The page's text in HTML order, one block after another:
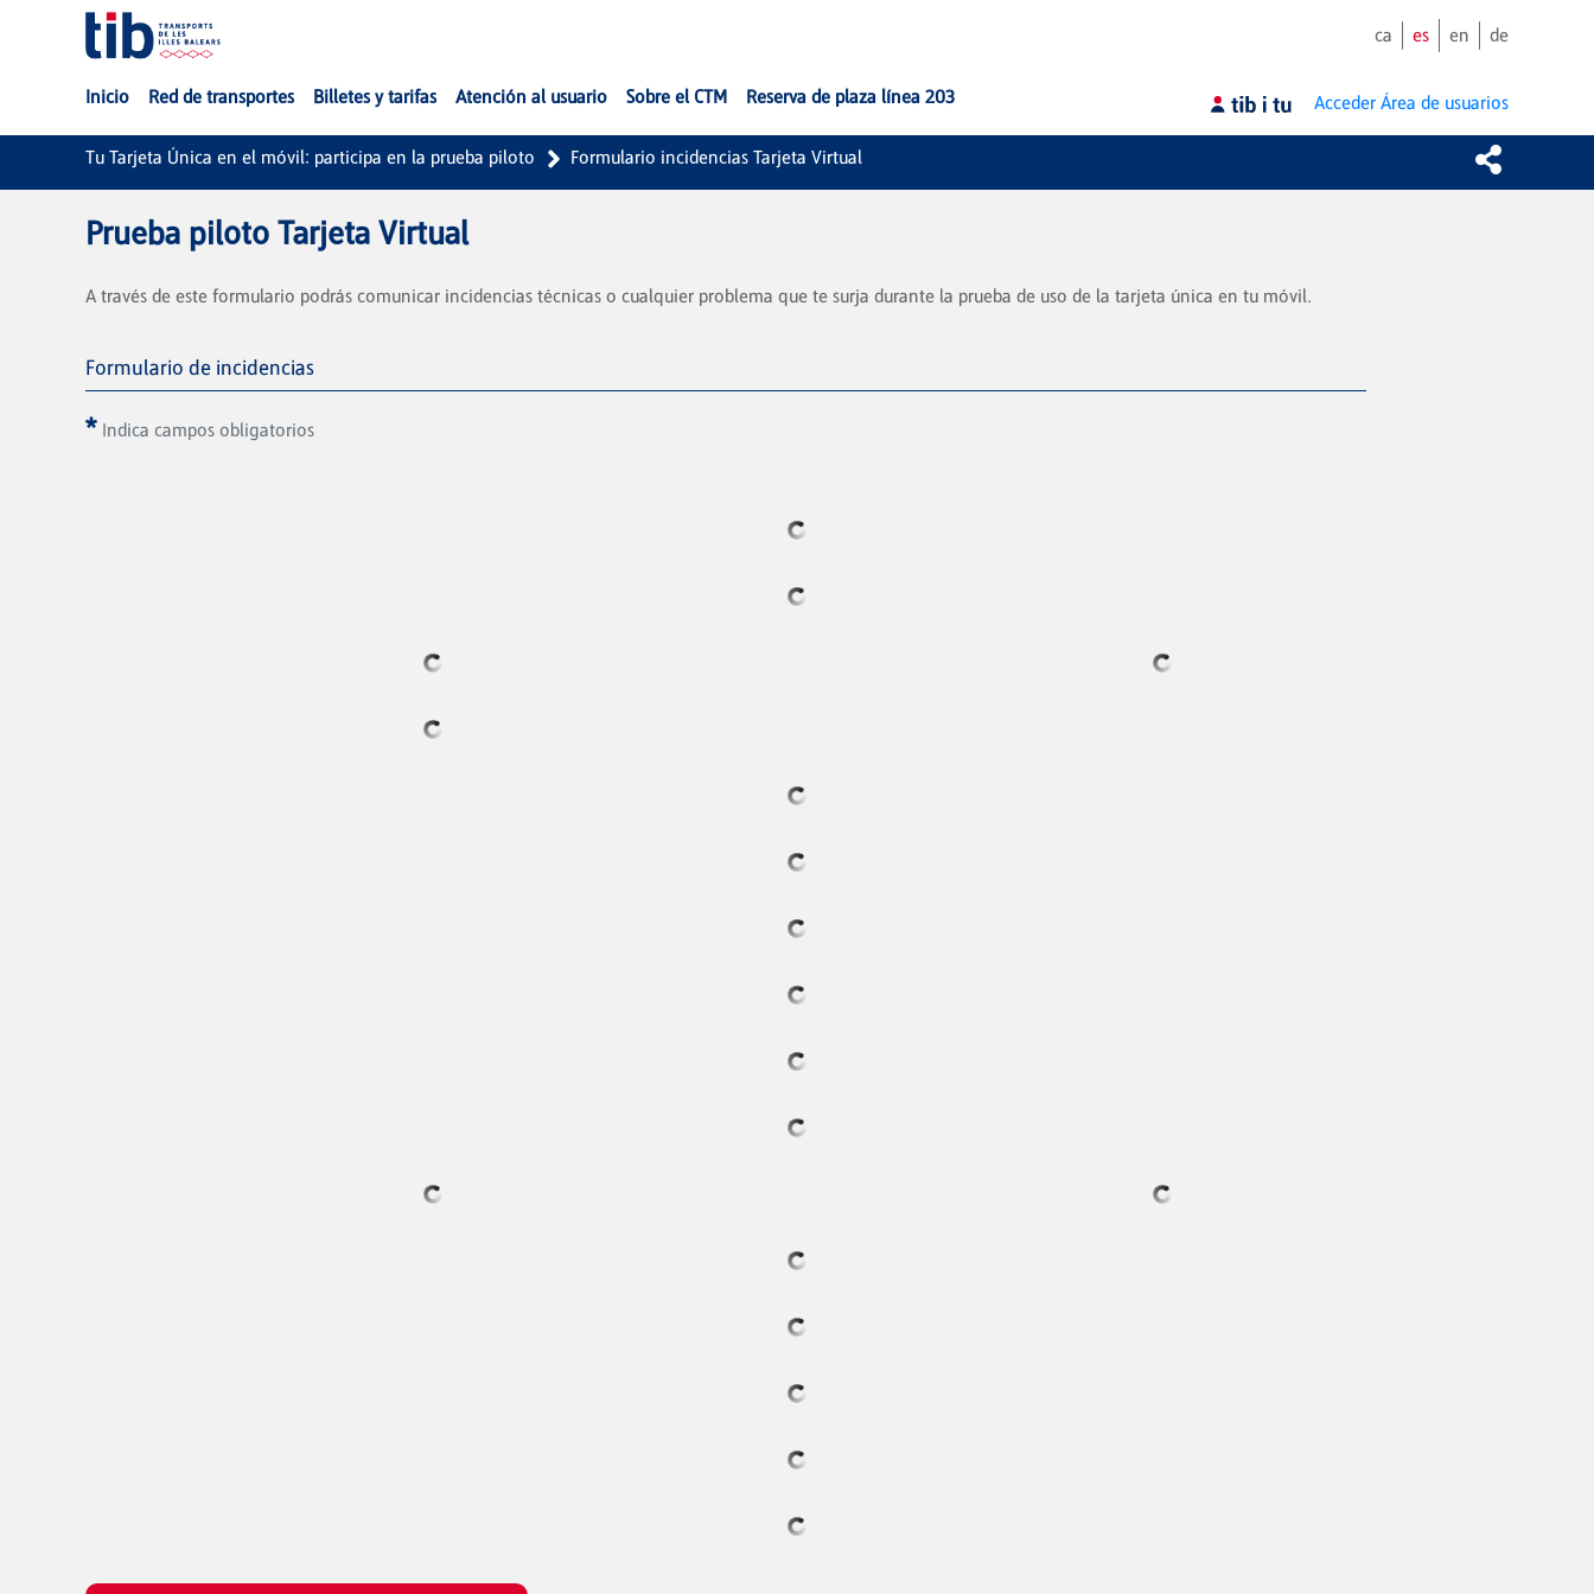
Saltar al contenido principal
ca es en de
Inicio Red de transportes Billetes y tarifas Atención al usuario Sobre el CTM Reserva de plaza línea 203 Acceder Área de usuarios
Tu Tarjeta Única en el móvil: participa en la prueba piloto Formulario incidencias Tarjeta Virtual
Prueba piloto Tarjeta Virtual
A través de este formulario podrás comunicar incidencias técnicas o cualquier problema que te surja durante la prueba de uso de la tarjeta única en tu móvil.
Formulario de incidencias
Indica campos obligatorios